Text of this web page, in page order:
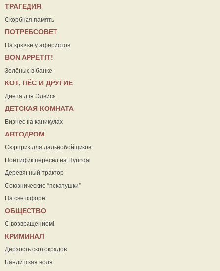
ТРАГЕДИЯ
Скорбная память
ПОТРЕБСОВЕТ
На крючке у аферистов
ВON APPETIT!
Зелёные в банке
КОТ, ПЁС И ДРУГИЕ
Диета для Элвиса
ДЕТСКАЯ КОМНАТА
Бизнес на каникулах
АВТОДРОМ
Сюрприз для дальнобойщиков
Понтифик пересел на Hyundai
Деревянный трактор
Союзнические “покатушки”
На светофоре
ОБЩЕСТВО
С возвращением!
КРИМИНАЛ
Дерзость скотокрадов
Бандитская воля